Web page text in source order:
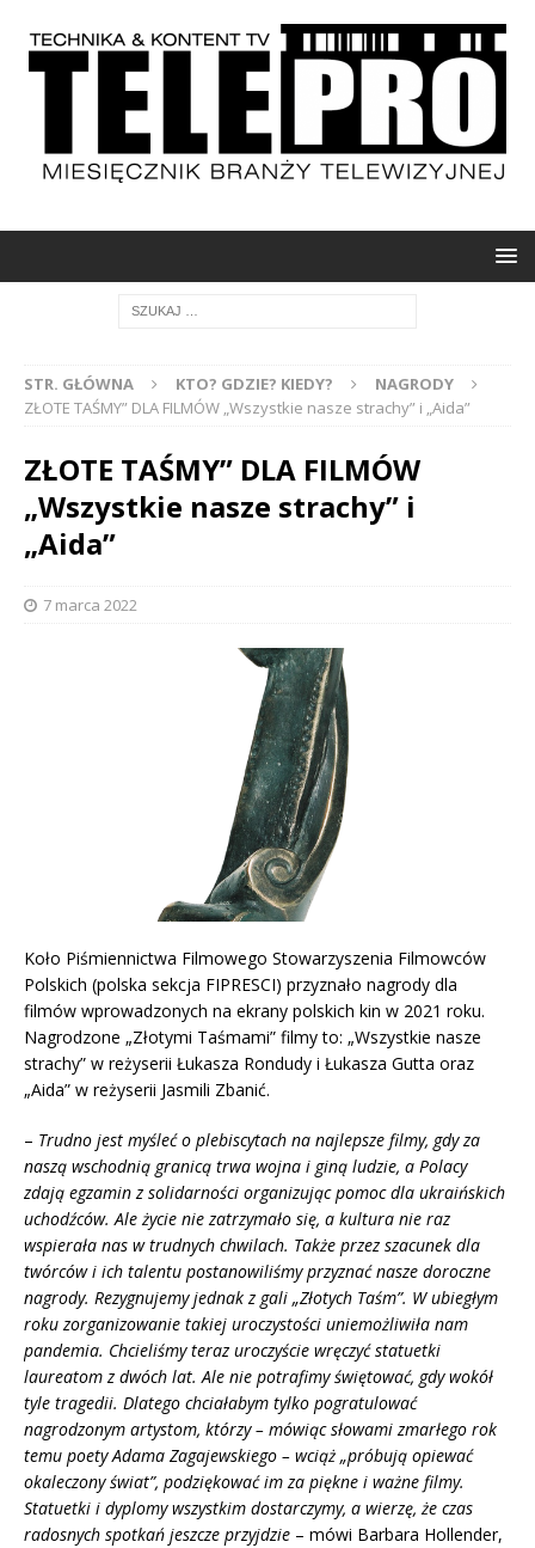
STR. GŁÓWNA KTO? GDZIE? KIEDY?
NAGRODY
ZŁOTE TAŚMY” DLA FILMÓW „Wszystkie nasze strachy” i „Aida”
ZŁOTE TAŚMY” DLA FILMÓW
„Wszystkie nasze strachy” i
„Aida”
7 marca 2022
Koło Piśmiennictwa Filmowego Stowarzyszenia Filmowców
Polskich (polska sekcja FIPRESCI) przyznało nagrody dla
filmów wprowadzonych na ekrany polskich kin w 2021 roku.
Nagrodzone „Złotymi Taśmami” filmy to: „Wszystkie nasze
strachy” w reżyserii Łukasza Rondudy i Łukasza Gutta oraz
„Aida” w reżyserii Jasmili Zbanić.
– Trudno jest myśleć o plebiscytach na najlepsze filmy, gdy za
naszą wschodnią granicą trwa wojna i giną ludzie, a Polacy
zdają egzamin z solidarności organizując pomoc dla ukraińskich
uchodźców. Ale życie nie zatrzymało się, a kultura nie raz
wspierała nas w trudnych chwilach. Także przez szacunek dla
twórców i ich talentu postanowiliśmy przyznać nasze doroczne
nagrody. Rezygnujemy jednak z gali „Złotych Taśm”. W ubiegłym
roku zorganizowanie takiej uroczystości uniemożliwiła nam
pandemia. Chcieliśmy teraz uroczyście wręczyć statuetki
laureatom z dwóch lat. Ale nie potrafimy świętować, gdy wokół
tyle tragedii. Dlatego chciałabym tylko pogratulować
nagrodzonym artystom, którzy – mówiąc słowami zmarłego rok
temu poety Adama Zagajewskiego – wciąż „próbują opiewać
okaleczony świat”, podziękować im za piękne i ważne filmy.
Statuetki i dyplomy wszystkim dostarczymy, a wierzę, że czas
radosnych spotkań jeszcze przyjdzie – mówi Barbara Hollender,